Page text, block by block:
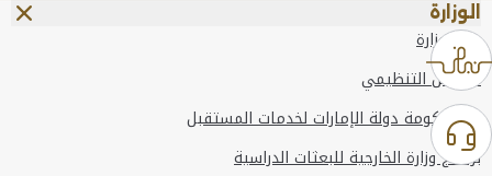
الوزارة
عن الوزارة
الهيكل التنظيمي
وعد حكومة دولة الإمارات لخدمات المستقبل
برنامج وزارة الخارجية للبعثات الدراسية